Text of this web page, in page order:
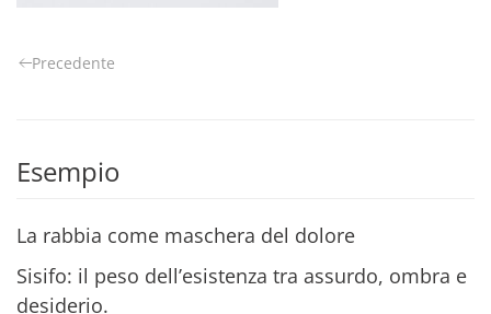
Precedente
Esempio
La rabbia come maschera del dolore
Sisifo: il peso dell’esistenza tra assurdo, ombra e
desiderio.